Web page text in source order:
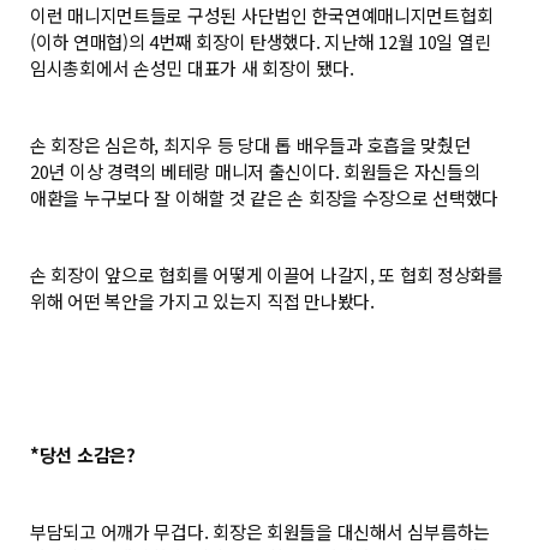
이런 매니지먼트들로 구성된 사단법인 한국연예매니지먼트협회
(이하 연매협)의 4번째 회장이 탄생했다. 지난해 12월 10일 열린
임시총회에서 손성민 대표가 새 회장이 됐다.
손 회장은 심은하, 최지우 등 당대 톱 배우들과 호흡을 맞췄던
20년 이상 경력의 베테랑 매니저 출신이다. 회원들은 자신들의
애환을 누구보다 잘 이해할 것 같은 손 회장을 수장으로 선택했다
손 회장이 앞으로 협회를 어떻게 이끌어 나갈지, 또 협회 정상화를
위해 어떤 복안을 가지고 있는지 직접 만나봤다.
*당선 소감은?
부담되고 어깨가 무겁다. 회장은 회원들을 대신해서 심부름하는